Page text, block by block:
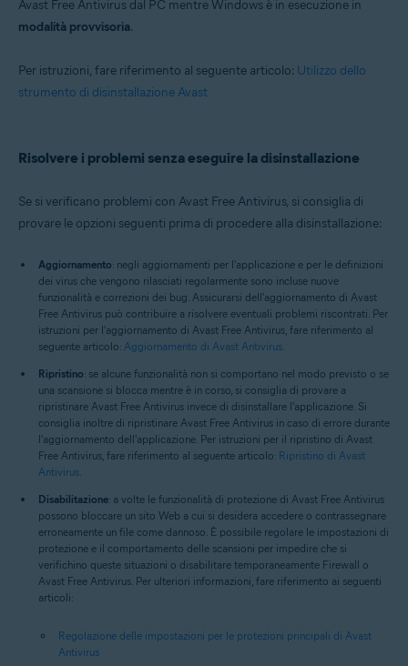
Avast Free Antivirus dal PC mentre Windows è in esecuzione in
modalità provvisoria.
Per istruzioni, fare riferimento al seguente articolo: Utilizzo dello
strumento di disinstallazione Avast
Risolvere i problemi senza eseguire la disinstallazione
Se si verificano problemi con Avast Free Antivirus, si consiglia di
provare le opzioni seguenti prima di procedere alla disinstallazione:
Aggiornamento: negli aggiornamenti per l'applicazione e per le definizioni
dei virus che vengono rilasciati regolarmente sono incluse nuove
funzionalità e correzioni dei bug. Assicurarsi dell'aggiornamento di Avast
Free Antivirus può contribuire a risolvere eventuali problemi riscontrati. Per
istruzioni per l'aggiornamento di Avast Free Antivirus, fare riferimento al
seguente articolo: Aggiornamento di Avast Antivirus
Ripristino: se alcune funzionalità non si comportano nel modo previsto o se
una scansione si blocca mentre è in corso, si consiglia di provare a
ripristinare Avast Free Antivirus invece di disinstallare l'applicazione. Si
consiglia inoltre di ripristinare Avast Free Antivirus in caso di errore durante
l'aggiornamento dell'applicazione. Per istruzioni per il ripristino di Avast
Free Antivirus, fare riferimento al seguente articolo: Ripristino di Avast
Antivirus
Disabilitazione: a volte le funzionalità di protezione di Avast Free Antivirus
possono bloccare un sito Web a cui si desidera accedere o contrassegnare
erroneamente un file come dannoso. È possibile regolare le impostazioni di
protezione e il comportamento delle scansioni per impedire che si
verifichino queste situazioni o disabilitare temporaneamente Firewall o
Avast Free Antivirus. Per ulteriori informazioni, fare riferimento ai seguenti
articoli:
Regolazione delle impostazioni per le protezioni principali di Avast
Antivirus